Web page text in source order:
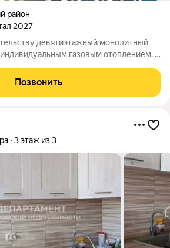
район
2027
девятиэтажный монолитный
газовым отоплением. В
45,7 и
Позвонить
3 этаж из 3